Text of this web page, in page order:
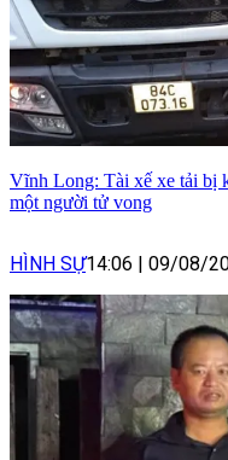
Vĩnh Long: Tài xế xe tải bị
một người tử vong
HÌNH SỰ14:06 | 09/08/